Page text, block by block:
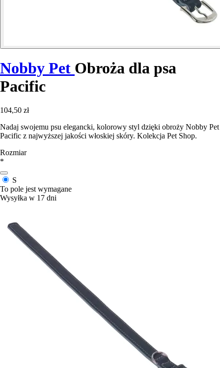
Nobby Pet Obroża dla psa
Pacific
104,50 zł
Nadaj swojemu psu elegancki, kolorowy styl dzięki obroży Nobby Pet
Pacific z najwyższej jakości włoskiej skóry. Kolekcja Pet Shop.
Rozmiar
*
S
To pole jest wymagane
Wysyłka w 17 dni